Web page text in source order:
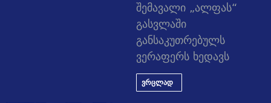
შემავალი „ალფას“
გასვლაში
განსაკუთრებულს
ვერაფერს ხედავს
ვრცლად